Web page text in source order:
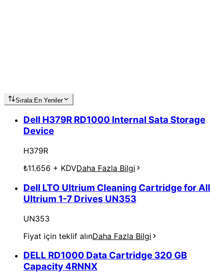
Sırala:En Yeniler
Dell H379R RD1000 Internal Sata Storage
Device
H379R
₺11.656 + KDVDaha Fazla Bilgi
Dell LTO Ultrium Cleaning Cartridge for All
Ultrium 1-7 Drives UN353
UN353
Fiyat için teklif alınDaha Fazla Bilgi
DELL RD1000 Data Cartridge 320 GB
Capacity 4RNNX